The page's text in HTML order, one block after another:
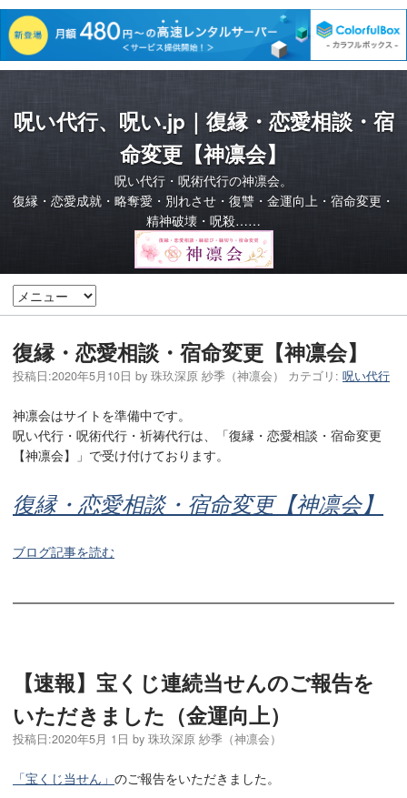
呪い代行、呪い.jp｜復縁・恋愛相談・宿
命変更【神凛会】
呪い代行・呪術代行の神凛会。
復縁・恋愛成就・略奪愛・別れさせ・復讐・金運向上・宿命変更・
精神破壊・呪殺……
復縁・恋愛相談・宿命変更【神凛会】
投稿日:2020年5月10日 by 珠玖深原 紗季（神凛会） カテゴリ: 呪い代行
神凛会はサイトを準備中です。
呪い代行・呪術代行・祈祷代行は、「復縁・恋愛相談・宿命変更
【神凛会】」で受け付けております。
復縁・恋愛相談・宿命変更【神凛会】
ブログ記事を読む
【速報】宝くじ連続当せんのご報告を
いただきました（金運向上）
投稿日:2020年5月 1日 by 珠玖深原 紗季（神凛会）
「宝くじ当せん」 のご報告をいただきました。